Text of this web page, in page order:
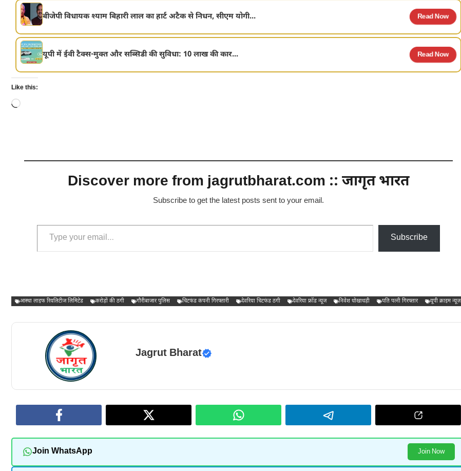
बीजेपी विधायक श्याम बिहारी लाल का हार्ट अटैक से निधन, सीएम योगी... Read Now
यूपी में ईवी टैक्स-मुक्त और सब्सिडी की सुविधा: 10 लाख की कार... Read Now
Like this:
Loading…
Discover more from jagrutbharat.com :: जागृत भारत
Subscribe to get the latest posts sent to your email.
Type your email…
Subscribe
आस्था लाइफ रियलिटीज लिमिटेड करोड़ों की ठगी गौरीबाजार पुलिस चिटफंड कंपनी गिरफ्तारी देवरिया चिटफंड ठगी देवरिया फ्रॉड न्यूज निवेश धोखाधड़ी पति पत्नी गिरफ्तार यूपी क्राइम न्यूज़
Jagrut Bharat
Join WhatsApp Join Now